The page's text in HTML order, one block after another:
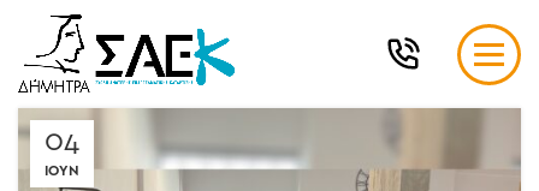
04
ΙΟΎΝ